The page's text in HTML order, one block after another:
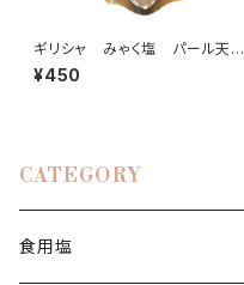
ギリシャ みゃく塩 パール天日
塩 【あら塩】100g
¥450
CATEGORY
食用塩